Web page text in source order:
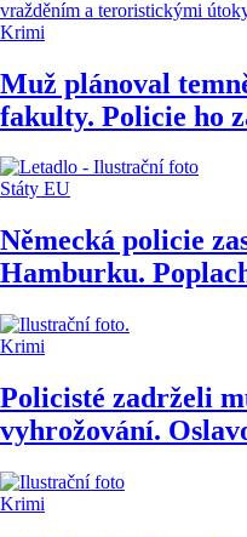
Krimi
Muž plánoval
fakulty. Policie ho
Státy EU
Německá policie
Hamburku.
Krimi
Policisté zadrželi
vyhrožování.
Krimi